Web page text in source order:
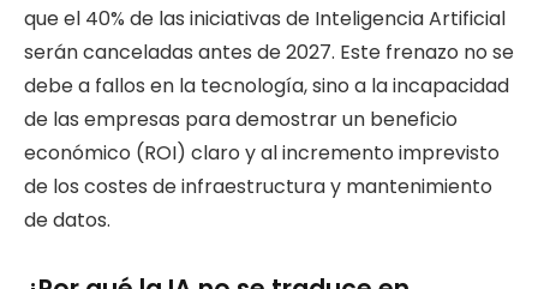
que el 40% de las iniciativas de Inteligencia Artificial
serán canceladas antes de 2027. Este frenazo no se
debe a fallos en la tecnología, sino a la incapacidad
de las empresas para demostrar un beneficio
económico (ROI) claro y al incremento imprevisto
de los costes de infraestructura y mantenimiento
de datos.